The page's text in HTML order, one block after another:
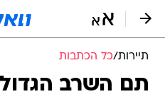
תיירות/כל הכתבות
תם השרב הגדול